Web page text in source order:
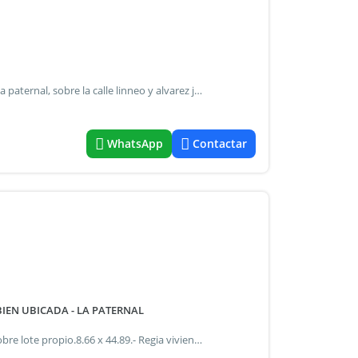
Casa a refaccionar ubicada en la mejor zona del barrio de la paternal, sobre la calle linneo y alvarez jonte, muy buena ubicación, por su cercanía a las avenidas alvarez jonte, san martin, naza y juan b. Justo, con opciones a medios de transporte. La casa tiene alrededor de 200 m2, distribuidos en 4 ambientes, cocina, garaje, 2 baños, patio y terraza. Lineas de colectivo: 24,47,57,63,105,109,113,133,135,146.
WhatsApp Contactar
UBICADA - LA PATERNAL
4 ambientes con dependencias casa en 3 plantas y local sobre lote propio.8.66 x 44.89.- Regia vivienda 3 plantas, con local 5.10 x 10 + 2 depósitos del local 4 x 8 aprox.- Entrepiso 4 x 7.50.-(Ideal para distintas colectividades que se dediquen al rubro textil, etc).- Zonificacion: e 3.- Fot 3.- Venta supeditada al cumplimiento por parte del propietario de los requisitos de la resolución general nº2371 de la afip (pedido de coti) * estas superficies,medidas son aproximadas y no resultan vinculantes.Las reales son las que surgen del título de propiedad que será suministrados por el propietario.-